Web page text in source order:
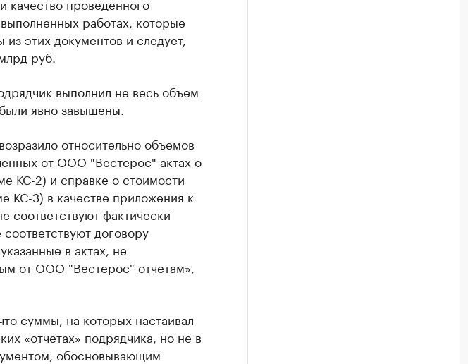
работах, которые
этих документов и следует,
руб.
выполнил не весь объем
явно завышены.
относительно объемов
от ООО "Вестерос" актах о
КС-2) и справке о стоимости
КС-З) в качестве приложения к
соответствуют фактически
договору
в актах, не
от ООО "Вестерос" отчетам»,
суммы, на которых настаивал
«отчетах» подрядчика, но не в
обосновывающим